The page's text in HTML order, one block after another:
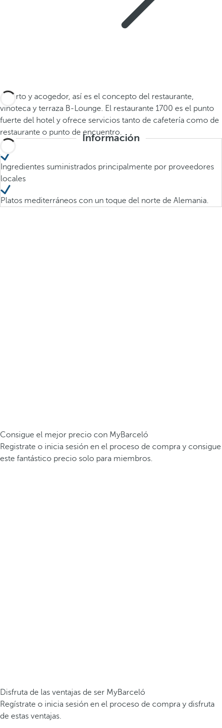
Abierto y acogedor, así es el concepto del restaurante,
vinoteca y terraza B-Lounge. El restaurante 1700 es el punto
fuerte del hotel y ofrece servicios tanto de cafetería como de
restaurante o punto de encuentro.
Información
Ingredientes suministrados principalmente por proveedores
locales
Platos mediterráneos con un toque del norte de Alemania.
Consigue el mejor precio con MyBarceló
Registrate o inicia sesión en el proceso de compra y consigue
este fantástico precio solo para miembros.
Disfruta de las ventajas de ser MyBarceló
Regístrate o inicia sesión en el proceso de compra y disfruta
de estas ventajas.